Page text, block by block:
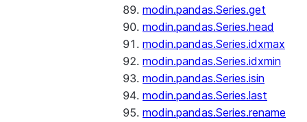
modin.pandas.Series.get
modin.pandas.Series.head
modin.pandas.Series.idxmax
modin.pandas.Series.idxmin
modin.pandas.Series.isin
modin.pandas.Series.last
modin.pandas.Series.rename